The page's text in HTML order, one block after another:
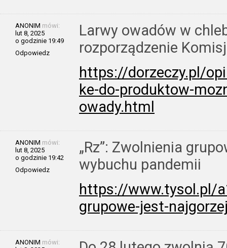
ANONIM mówi:
lut 8, 2025
o godzinie 19:49
Odpowiedz
Larwy owadów w
rozporządzenie
https://dorzeczy.pl/
ke-do-produktow-
owady.html
ANONIM mówi:
lut 8, 2025
o godzinie 19:42
Odpowiedz
„Rz”: Zwolnienia
wybuchu pandemii
https://www.tysol.pl/
grupowe-jest-
ANONIM mówi: